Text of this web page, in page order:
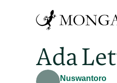
Ada
Nuswantoro